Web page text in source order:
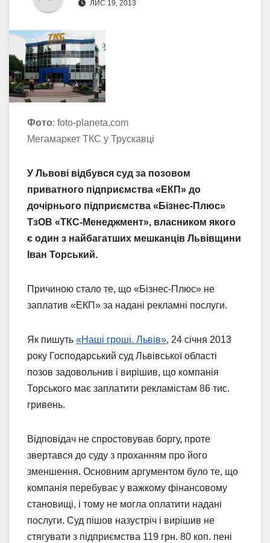
ЛИС 19, 2013
Фото: foto-planeta.com
Мегамаркет ТКС у Трускавці
У Львові відбувся суд за позовом
приватного підприємства «ЕКП» до
дочірнього підприємства «Бізнес-Плюс»
ТзОВ «ТКС-Менеджмент», власником якого
є один з найбагатших мешканців Львівщини
Іван Торський.
Причиною стало те, що «Бізнес-Плюс» не
заплатив «ЕКП» за надані рекламні послуги.
Як пишуть «Наші гроші. Львів», 24 січня 2013
року Господарський суд Львівської області
позов задовольнив і вирішив, що компанія
Торського має заплатити рекламістам 86 тис.
гривень.
Відповідач не спростовував боргу, проте
звертався до суду з проханням про його
зменшення. Основним аргументом було те, що
компанія перебуває у важкому фінансовому
становищі, і тому не могла оплатити надані
послуги. Суд пішов назустріч і вирішив не
стягувати з підприємства 119 грн. 80 коп. пені